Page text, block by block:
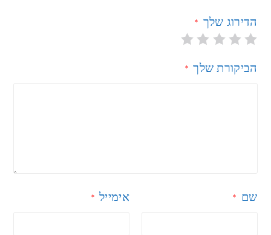
הדירוג שלך *
הביקורת שלך *
שם * אימייל *